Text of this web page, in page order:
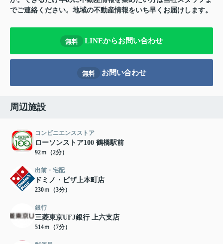
でご連絡ください。地域の不動産情報をいち早くお届けします。
無料 LINEからお問い合わせ
無料 お問い合わせ
周辺施設
コンビニエンスストア
ローソンストア100 鶴橋駅前
92ｍ（2分）
出前・宅配
ドミノ・ピザ上本町店
230ｍ（3分）
銀行
三菱東京UFJ銀行 上六支店
514ｍ（7分）